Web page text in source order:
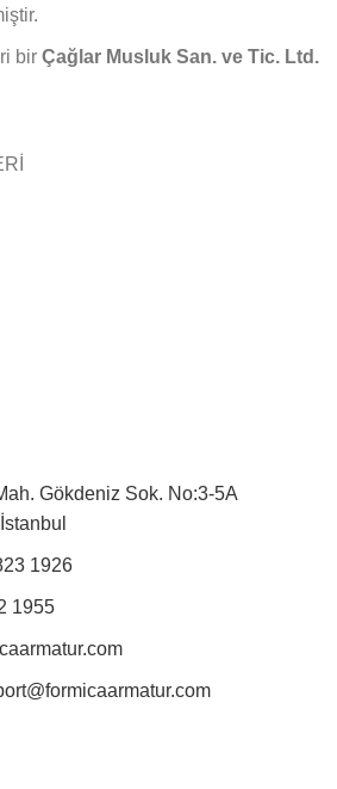
bir Çağlar Musluk San. ve Tic. Ltd.
Gökdeniz Sok. No:3-5A
1926
1955